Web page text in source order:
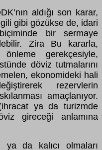
aldığı son karar,
gibi gözükse de, idari
bir sermaye
Zira Bu kararla,
gerekçesiyle,
döviz tutmalarını
ekonomideki hali
rezervlerin
amaçlanıyor.
ya da turizmde
gireceği anlamına
ya da kalıcı olmaları